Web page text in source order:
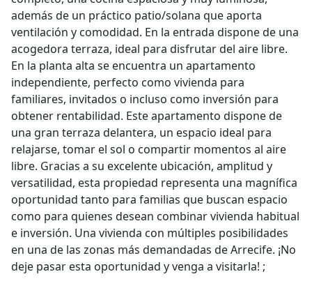
además de un práctico patio/solana que aporta
ventilación y comodidad. En la entrada dispone de una
acogedora terraza, ideal para disfrutar del aire libre.
En la planta alta se encuentra un apartamento
independiente, perfecto como vivienda para
familiares, invitados o incluso como inversión para
obtener rentabilidad. Este apartamento dispone de
una gran terraza delantera, un espacio ideal para
relajarse, tomar el sol o compartir momentos al aire
libre. Gracias a su excelente ubicación, amplitud y
versatilidad, esta propiedad representa una magnífica
oportunidad tanto para familias que buscan espacio
como para quienes desean combinar vivienda habitual
e inversión. Una vivienda con múltiples posibilidades
en una de las zonas más demandadas de Arrecife. ¡No
deje pasar esta oportunidad y venga a visitarla! ;